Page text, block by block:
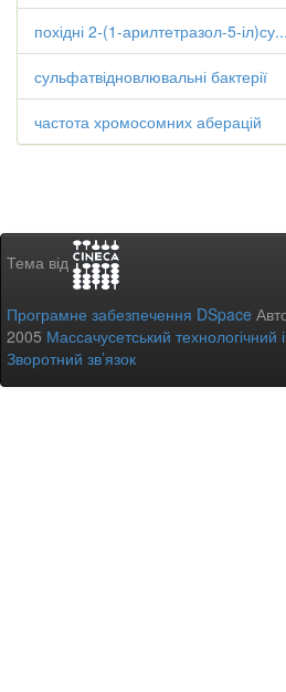
похідні 2-(1-арилтетразол-5-іл)су...
сульфатвідновлювальні бактерії
частота хромосомних аберацій
Тема від
Програмне забезпечення DSpace
2005 Массачусетський технологічний
Зворотний зв’язок